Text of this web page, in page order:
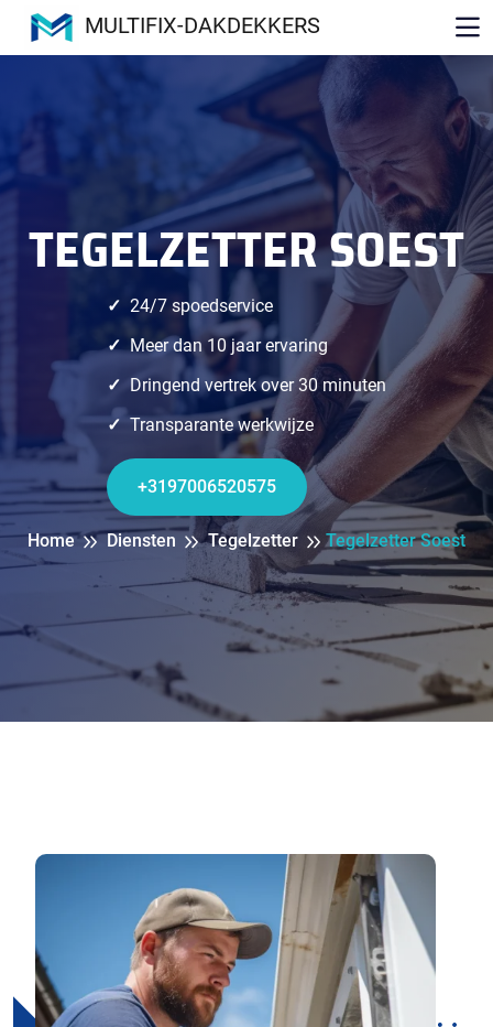
MULTIFIX-DAKDEKKERS
TEGELZETTER SOEST
24/7 spoedservice
Meer dan 10 jaar ervaring
Dringend vertrek over 30 minuten
Transparante werkwijze
+3197006520575
Home Diensten Tegelzetter Tegelzetter Soest